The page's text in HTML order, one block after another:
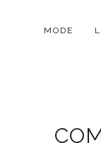
MODE